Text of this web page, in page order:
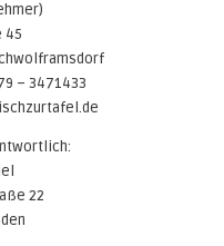
45
– 3471433
22